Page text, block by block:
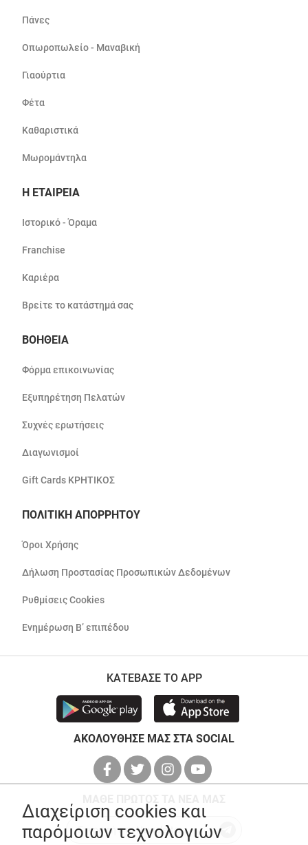
Πάνες
Οπωροπωλείο - Μαναβική
Γιαούρτια
Φέτα
Καθαριστικά
Μωρομάντηλα
Η ΕΤΑΙΡΕΙΑ
Ιστορικό - Όραμα
Franchise
Καριέρα
Βρείτε το κατάστημά σας
ΒΟΗΘΕΙΑ
Φόρμα επικοινωνίας
Εξυπηρέτηση Πελατών
Συχνές ερωτήσεις
Διαγωνισμοί
Gift Cards ΚΡΗΤΙΚΟΣ
ΠΟΛΙΤΙΚΗ ΑΠΟΡΡΗΤΟΥ
Όροι Χρήσης
Δήλωση Προστασίας Προσωπικών Δεδομένων
Ρυθμίσεις Cookies
Ενημέρωση Β’ επιπέδου
ΚΑΤΕΒΑΣΕ ΤΟ APP
ΑΚΟΛΟΥΘΗΣΕ ΜΑΣ ΣΤΑ SOCIAL
Διαχείριση cookies και
παρόμοιων τεχνολογιών